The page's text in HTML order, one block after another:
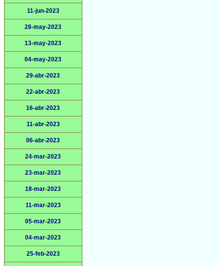
11-jun-2023
28-may-2023
13-may-2023
04-may-2023
29-abr-2023
22-abr-2023
16-abr-2023
11-abr-2023
06-abr-2023
24-mar-2023
23-mar-2023
18-mar-2023
11-mar-2023
05-mar-2023
04-mar-2023
25-feb-2023